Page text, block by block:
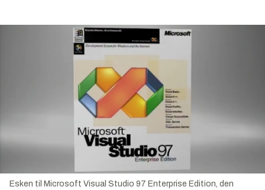
Esken til Microsoft Visual Studio 97 Enterprise Edition, den